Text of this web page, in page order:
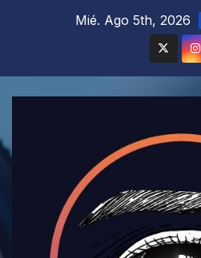
Mié. Ago 5th, 2026